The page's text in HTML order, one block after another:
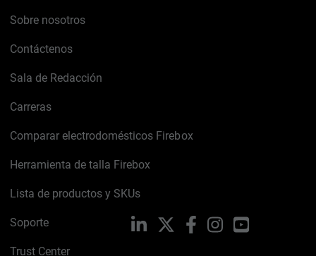
Sobre nosotros
Contáctenos
Sala de Redacción
Carreras
Comparar electrodomésticos Firebox
Herramienta de talla Firebox
Lista de productos y SKUs
Soporte
Trust Center
LinkedIn FacebookInstagramYouTube